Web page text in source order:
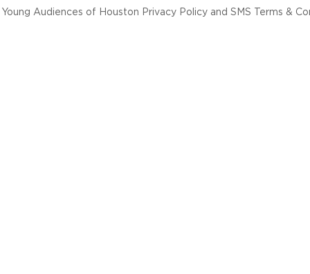
Young Audiences of Houston Privacy Policy and SMS Terms &